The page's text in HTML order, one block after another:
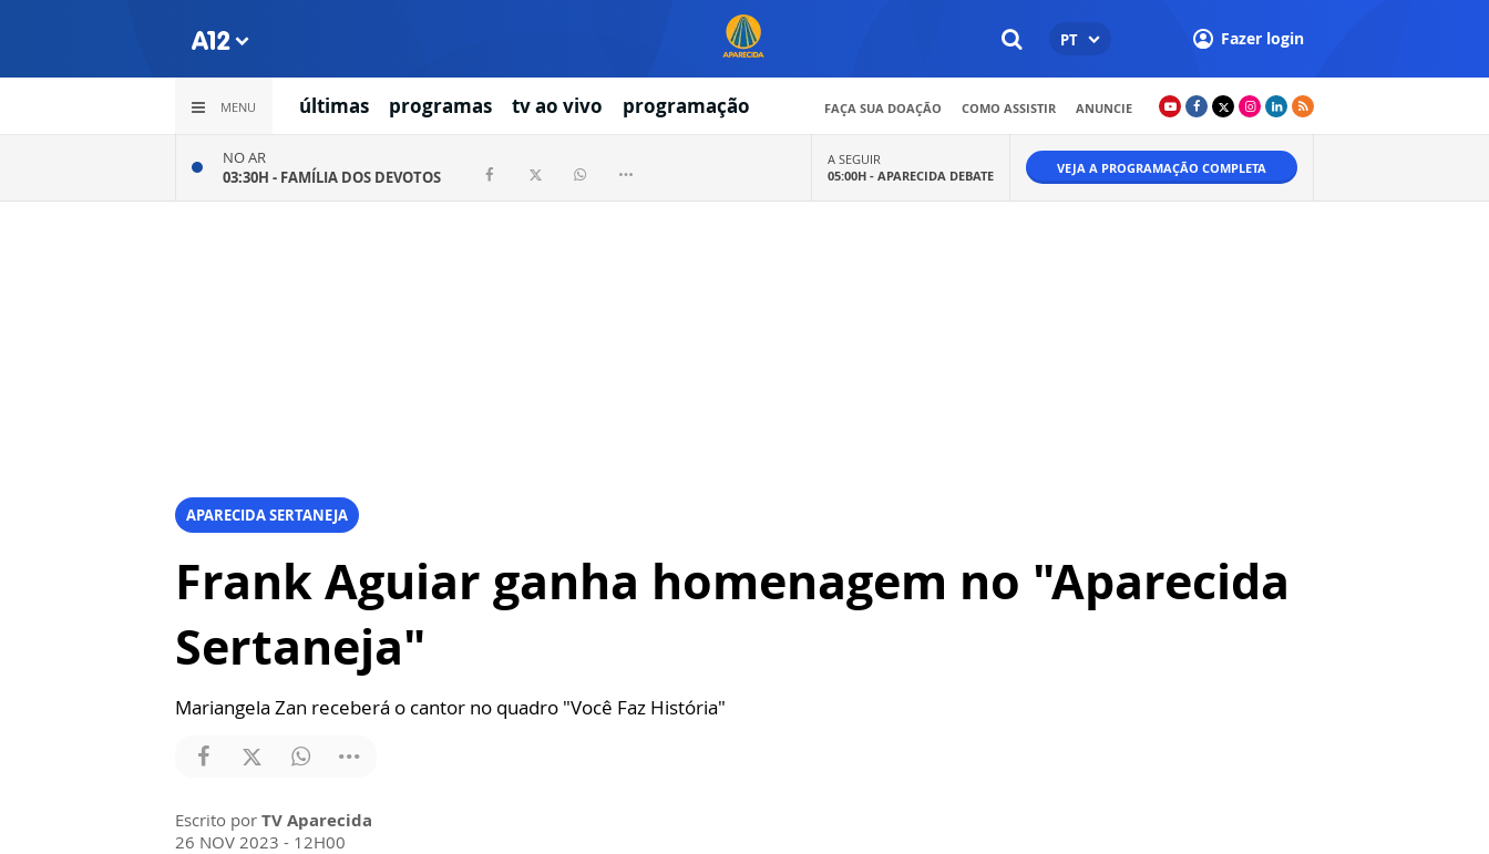
PT Fazer login
MENU últimas programas tv ao vivo programação FAÇA SUA DOAÇÃO COMO ASSISTIR ANUNCIE
NO AR
03:30H - FAMÍLIA DOS DEVOTOS
A SEGUIR
05:00H - APARECIDA DEBATE VEJA A PROGRAMAÇÃO COMPLETA
APARECIDA SERTANEJA
Frank Aguiar ganha homenagem no "Aparecida
Sertaneja"
Mariangela Zan receberá o cantor no quadro "Você Faz História"
Escrito por TV Aparecida
26 NOV 2023 - 12H00